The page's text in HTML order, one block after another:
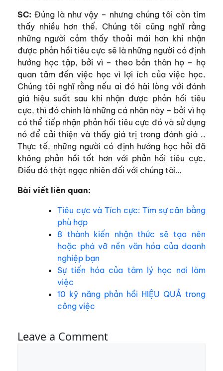
SC: Đúng là như vậy – nhưng chúng tôi còn tìm
thấy nhiều hơn thế. Chúng tôi cũng nghĩ rằng
những người cảm thấy thoải mái hơn khi nhận
được phản hồi tiêu cực sẽ là những người có định
hướng học tập, bởi vì – theo bản thân họ – họ
quan tâm đến việc học vì lợi ích của việc học.
Chúng tôi nghĩ rằng nếu ai đó hài lòng với đánh
giá hiệu suất sau khi nhận được phản hồi tiêu
cực, thì đó chính là những cá nhân này – bởi vì họ
có thể tiếp nhận phản hồi tiêu cực đó và sử dụng
nó để cải thiện và thấy giá trị trong đánh giá ..
Thực tế, những người có định hướng học hỏi đã
không phản hồi tốt hơn với phản hồi tiêu cực.
Điều đó thật ngạc nhiên đối với chúng tôi…
Bài viết liên quan:
Tiêu cực và Tích cực: Tìm sự cân bằng
phù hợp
8 thành kiến nhận thức sẽ tạo nên
hoặc phá vỡ nền văn hóa của doanh
nghiệp bạn
Sự tiến hóa của tâm lý học nơi làm
việc
10 kỹ năng phản hồi HIỆU QUẢ trong
công việc
Leave a Comment